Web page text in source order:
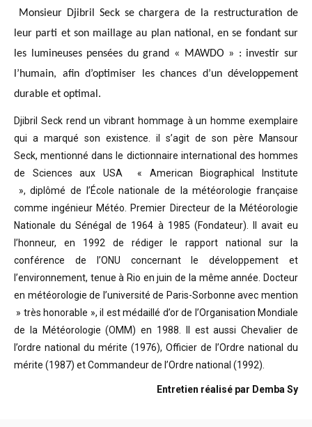
Monsieur Djibril Seck se chargera de la restructuration de
leur parti et son maillage au plan national, en se fondant sur
les lumineuses pensées du grand « MAWDO » : investir sur
l’humain, afin d’optimiser les chances d’un développement
durable et optimal.
Djibril Seck rend un vibrant hommage à un homme exemplaire
qui a marqué son existence. il s’agit de son père Mansour
Seck,mentionné dans le dictionnaire international des hommes
de Sciences aux USA « American Biographical Institute
», diplômé de l’École nationale de la météorologie française
comme ingénieur Météo. Premier Directeur de la Météorologie
Nationale du Sénégal de 1964 à 1985 (Fondateur). Il avait eu
l’honneur, en 1992 de rédiger le rapport national sur la
conférence de l’ONU concernant le développement et
l’environnement, tenue à Rio en juin de la même année.
Docteur
en météorologie de l’université de Paris-Sorbonne avec mention
» très honorable », il est médaillé d’or de l’Organisation Mondiale
de la Météorologie (OMM) en 1988. Il est aussi Chevalier de
l’ordre national du mérite (1976), Officier de l’Ordre national du
mérite (1987) et Commandeur de l’Ordre national (1992).
Entretien réalisé par Demba Sy